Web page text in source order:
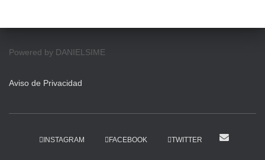
Powered by DANIELSIME
Aviso de Privacidad
INSTAGRAM FACEBOOK TWITTER